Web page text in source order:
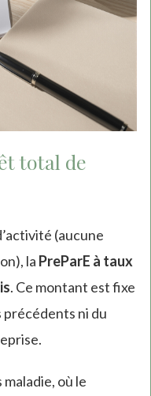
total de
(aucune
la PreParE à taux
. Ce montant est fixe
précédents ni du
où le